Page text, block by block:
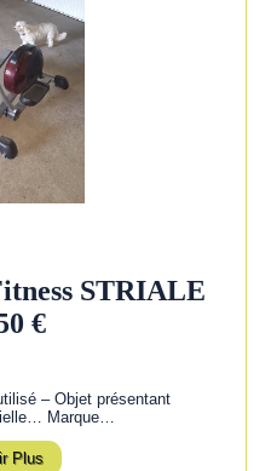
STRIALE
€
– Objet présentant
Marque…
Plus